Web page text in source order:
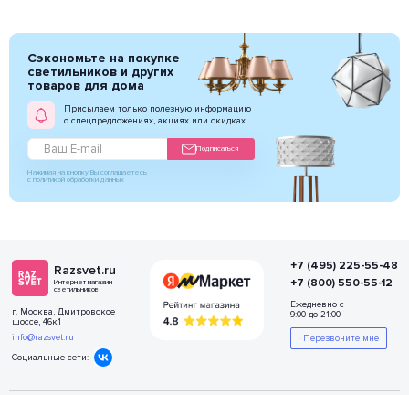
Сэкономьте на покупке
светильников и других
товаров для дома
Присылаем только полезную информацию
о спецпредложениях, акциях или скидках
Подписаться
Нажимая на кнопку Вы соглашаетесь
с политикой обработки данных
Razsvet.ru
Интернет-магазин
светильников
г. Москва, Дмитровское
шоссе, 46к1
info@razsvet.ru
Социальные сети:
+7 (495) 225-55-48
+7 (800) 550-55-12
Ежедневно с
9:00 до 21:00
Перезвоните мне